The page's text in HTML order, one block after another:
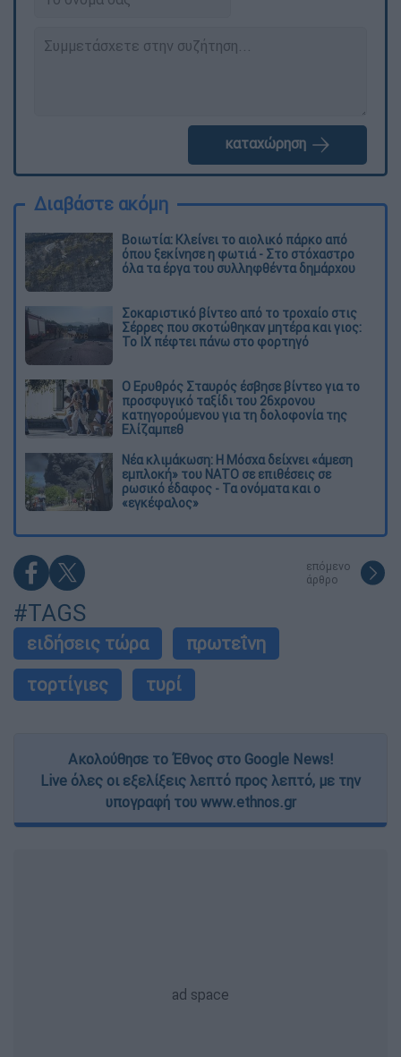
καταχώρηση
Διαβάστε ακόμη
Βοιωτία: Κλείνει το αιολικό πάρκο από
όπου ξεκίνησε η φωτιά - Στο στόχαστρο
όλα τα έργα του συλληφθέντα δημάρχου
Σοκαριστικό βίντεο από το τροχαίο στις
Σέρρες που σκοτώθηκαν μητέρα και γιος:
Το ΙΧ πέφτει πάνω στο φορτηγό
Ο Ερυθρός Σταυρός έσβησε βίντεο για το
προσφυγικό ταξίδι του 26χρονου
κατηγορούμενου για τη δολοφονία της
Ελίζαμπεθ
Νέα κλιμάκωση: Η Μόσχα δείχνει «άμεση
εμπλοκή» του ΝΑΤΟ σε επιθέσεις σε
ρωσικό έδαφος - Τα ονόματα και ο
«εγκέφαλος»
επόμενο
άρθρο
#TAGS
ειδήσεις τώρα
πρωτεΐνη
τορτίγιες
τυρί
Ακολούθησε το Έθνος στο Google News!
Live όλες οι εξελίξεις λεπτό προς λεπτό, με την
υπογραφή του www.ethnos.gr